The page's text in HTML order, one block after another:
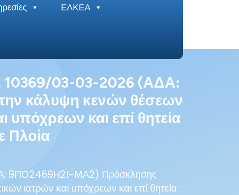
ΕΛΚΕΑ
10369/03-03-2026 (ΑΔΑ:
κάλυψη κενών θέσεων
και επί θητεία
Πλοία
9ΠΟ2469Η2Ι-ΜΑ2) Πρόσκλησης
ιατρών και υπόχρεων και επί θητεία